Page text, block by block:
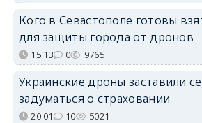
Кого в Севастополе готовы
для защиты города от дронов
15:13 0 9765
Украинские дроны заставили
задуматься о страховании
20:01 10 5021